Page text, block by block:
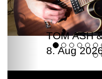
TOM ASH
8. Aug